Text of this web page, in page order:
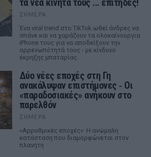
τα νέα κινητά τους ... επίτηδες!
ΣΉΜΕΡΑ
Ένα viral trend στο TikTok ωθεί άνδρες να
σπάνε και να χαράζουν τα ολοκαίνουργια
iPhone τους για να αποδείξουν την
αρρενωπότητά τους - με κίνδυνο
έκρηξης μπαταρίας.
Δύο νέες εποχές στη Γη
ανακάλυψαν επιστήμονες ‑ Oι
«παραδοσιακές» ανήκουν στο
παρελθόν
ΣΉΜΕΡΑ
«Αρρυθμικές εποχές»: Η ανώμαλη
κατάσταση που διαμορφώνεται στον
πλανήτη